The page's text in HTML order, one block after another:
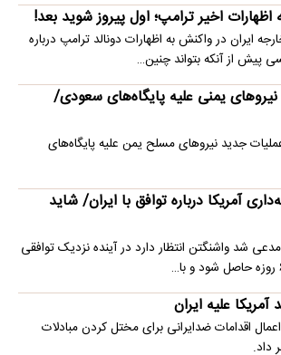
اخیر ترامپ؛ اول پیروز شوید بعد!
ایران در واکنش به اظهارات دونالد ترامپ درباره
پیش از آنکه بتواند چنین…
یمنی علیه پایگاه‌های سعودی/
جدید نیروهای مسلح یمن علیه پایگاه‌های
آمریکا درباره توافق با ایران/ شاید
مدعی شد واشنگتن انتظار دارد در آینده نزدیک توافقی
علیه ایران
اقدامات ضدایرانی برای مختل کردن مبادلات
داد.